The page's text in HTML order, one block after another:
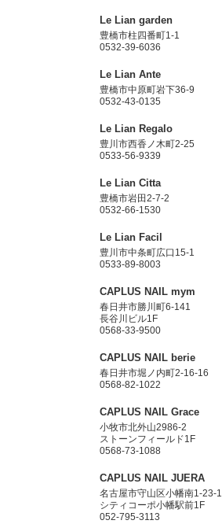
Le Lian garden
豊橋市柱四番町1-1
0532-39-6036
Le Lian Ante
豊橋市中原町岩下36-9
0532-43-0135
Le Lian Regalo
豊川市西香ノ木町2-25
0533-56-9339
Le Lian Citta
豊橋市岩田2-7-2
0532-66-1530
Le Lian Facil
豊川市中条町広口15-1
0533-89-8003
CAPLUS NAIL mym
春日井市勝川町6-141
長谷川ビル1F
0568-33-9500
CAPLUS NAIL berie
春日井市堀ノ内町2-16-16
0568-82-1022
CAPLUS NAIL Grace
小牧市北外山2986-2
ストーンフィールド1F
0568-73-1088
CAPLUS NAIL JUERA
名古屋市守山区小幡南1-23-1
シティコーポ小幡駅前1F
052-795-3113